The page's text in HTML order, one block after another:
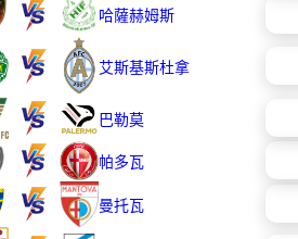
哈薩赫姆斯
艾斯基斯杜拿
巴勒莫
帕多瓦
曼托瓦